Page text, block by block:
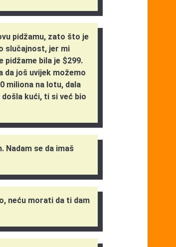
pidžamu, zato što je
slučajnost, jer mi
bila je $299.
da još uvijek možemo
miliona na lotu, dala
kući, ti si već bio
Nadam se da imaš
neću morati da ti dam